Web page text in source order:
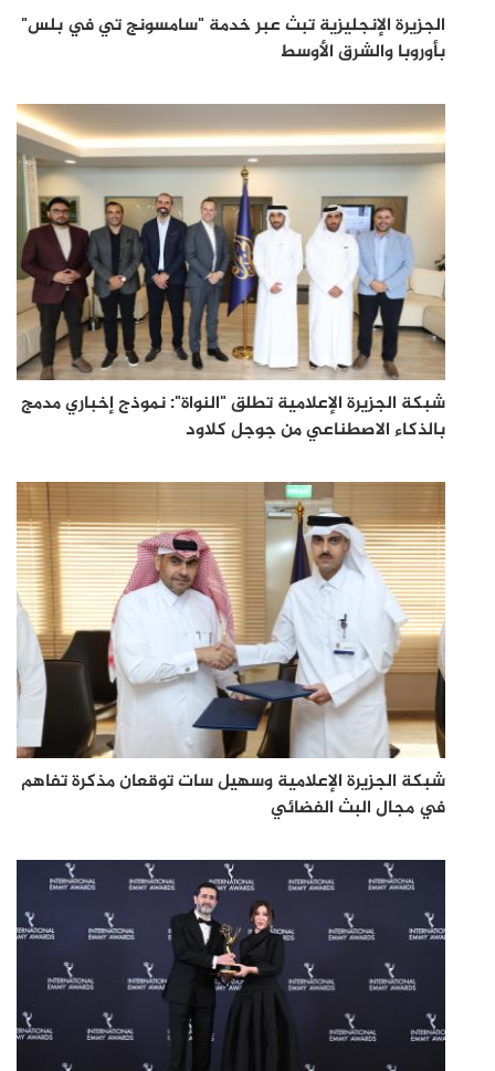
الجزيرة الإنجليزية تبث عبر خدمة "سامسونج تي في بلس"
بأوروبا والشرق الأوسط
شبكة الجزيرة الإعلامية تطلق "النواة": نموذج إخباري مدمج
بالذكاء الاصطناعي من جوجل كلاود
شبكة الجزيرة الإعلامية وسهيل سات توقعان مذكرة تفاهم
في مجال البث الفضائي